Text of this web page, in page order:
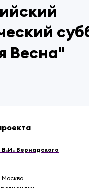
Весна"
Вернадского
Москва